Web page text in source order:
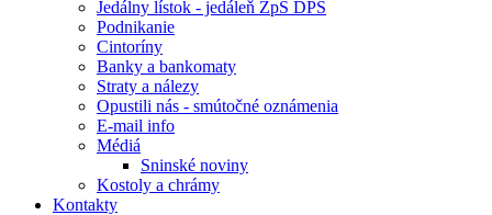
Jedálny lístok - jedáleň ZpS DPS
Podnikanie
Cintoríny
Banky a bankomaty
Straty a nálezy
Opustili nás - smútočné oznámenia
E-mail info
Médiá
Sninské noviny
Kostoly a chrámy
Kontakty